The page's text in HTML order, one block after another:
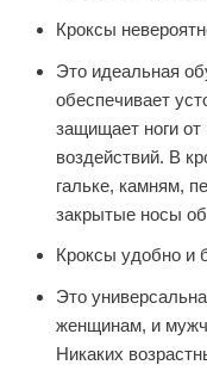
Кроксы
Это идеальная
обеспечивает
защищает ноги от
воздействий. В
гальке, камням,
закрытые носы
Кроксы удобно и
Это
женщинам, и
Никаких